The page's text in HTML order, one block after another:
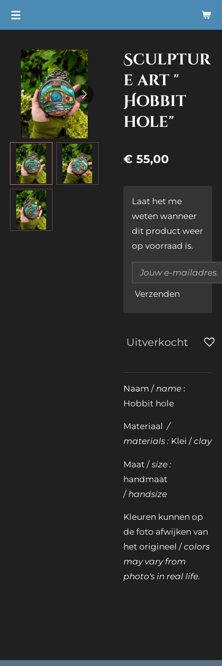
Ga
hoofdinhoud
Sculptur
e art "
Hobbit
hole"
€ 55,00
Laat het me
weten wanneer
dit product weer
op voorraad is.
Verzenden
Uitverkocht
Naam / name :
Hobbit hole
Materiaal /
materials : Klei / clay
Maat / size :
handmaat
/ handsize
Kleuren kunnen op
de foto afwijken van
het origineel / colors
may vary from
photo's in real life.